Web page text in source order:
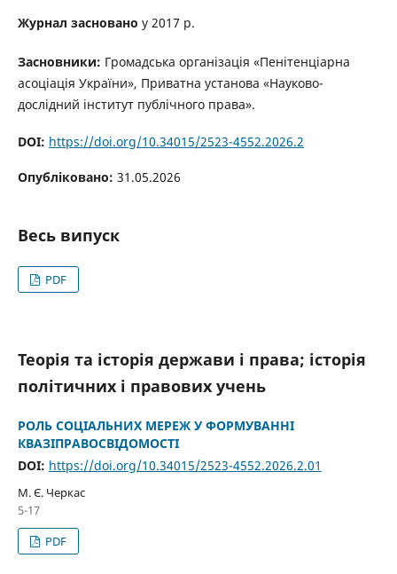
Журнал засновано у 2017 р.
Засновники: Громадська організація «Пенітенціарна
асоціація України», Приватна установа «Науково-
дослідний інститут публічного права».
DOI: https://doi.org/10.34015/2523-4552.2026.2
Опубліковано: 31.05.2026
Весь випуск
PDF
Теорія та історія держави і права; історія
політичних і правових учень
РОЛЬ СОЦІАЛЬНИХ МЕРЕЖ У ФОРМУВАННІ
КВАЗІПРАВОСВІДОМОСТІ
DOI: https://doi.org/10.34015/2523-4552.2026.2.01
М. Є. Черкас
5-17
PDF